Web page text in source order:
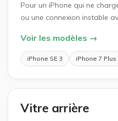
Pour un iPhone qui ne
ou une connexion instable
Voir les modèles →
iPhone SE 3 iPhone 7 Plus
Vitre arrière